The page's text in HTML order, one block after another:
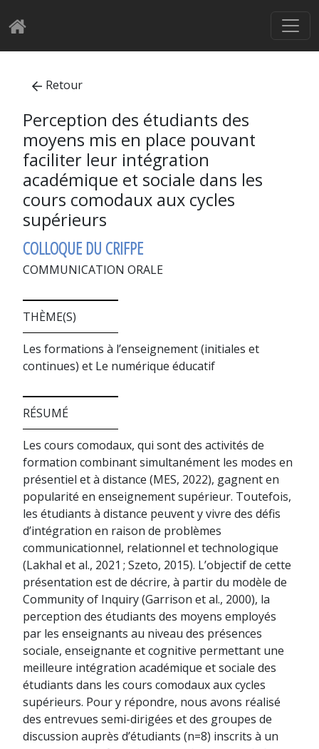
Retour
Perception des étudiants des
moyens mis en place pouvant
faciliter leur intégration
académique et sociale dans les
cours comodaux aux cycles
supérieurs
COLLOQUE DU CRIFPE
COMMUNICATION ORALE
THÈME(S)
Les formations à l’enseignement (initiales et
continues) et Le numérique éducatif
RÉSUMÉ
Les cours comodaux, qui sont des activités de
formation combinant simultanément les modes en
présentiel et à distance (MES, 2022), gagnent en
popularité en enseignement supérieur. Toutefois,
les étudiants à distance peuvent y vivre des défis
d’intégration en raison de problèmes
communicationnel, relationnel et technologique
(Lakhal et al., 2021 ; Szeto, 2015). L’objectif de cette
présentation est de décrire, à partir du modèle de
Community of Inquiry (Garrison et al., 2000), la
perception des étudiants des moyens employés
par les enseignants au niveau des présences
sociale, enseignante et cognitive permettant une
meilleure intégration académique et sociale des
étudiants dans les cours comodaux aux cycles
supérieurs. Pour y répondre, nous avons réalisé
des entrevues semi-dirigées et des groupes de
discussion auprès d’étudiants (n=8) inscrits à un